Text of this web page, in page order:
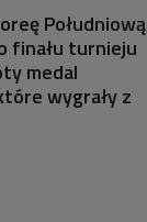
Południową
finału turnieju
medal
wygrały z